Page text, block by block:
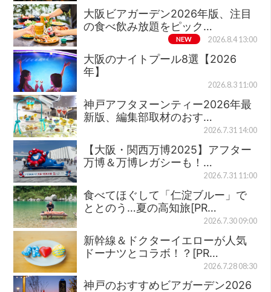
大阪ビアガーデン2026年版、注目
の食べ飲み放題をピック…
NEW 2026.8.4 13:00
大阪のナイトプール8選【2026
年】
2026.8.3 11:00
神戸アフタヌーンティー2026年最
新版、編集部取材のおす…
2026.7.31 14:00
【大阪・関西万博2025】アフター
万博＆万博レガシーも！…
2026.7.31 11:00
食べてほぐして「仁淀ブルー」で
ととのう…夏の高知旅[PR…
2026.7.30 09:00
新幹線＆ドクターイエローが人気
ドーナツとコラボ！？[PR…
2026.7.28 08:30
神戸のおすすめビアガーデン2026